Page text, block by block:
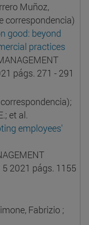
Muñoz,
correspondencia)
good: beyond
practices
págs. 271 - 291
et al.
employees'
5 2021 págs. 1155
Fabrizio ;